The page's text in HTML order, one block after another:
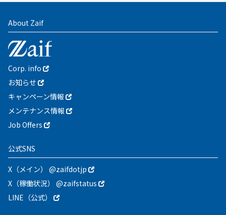
About Zaif
Corp. info
お知らせ
キャンペーン情報
メンテナンス情報
Job Offers
公式SNS
X（メイン） @zaifdotjp
X（稼働状況） @zaifstatus
LINE（公式）